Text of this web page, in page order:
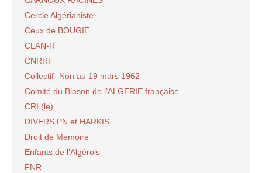
Cercle Algérianiste
Ceux de BOUGIE
CLAN-R
CNRRF
Collectif -Non au 19 mars 1962-
Comité du Blason de l’ALGERIE française
CRI (le)
DIVERS PN et HARKIS
Droit de Mémoire
Enfants de l’Algérois
FNR